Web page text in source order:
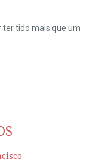
tido mais que um